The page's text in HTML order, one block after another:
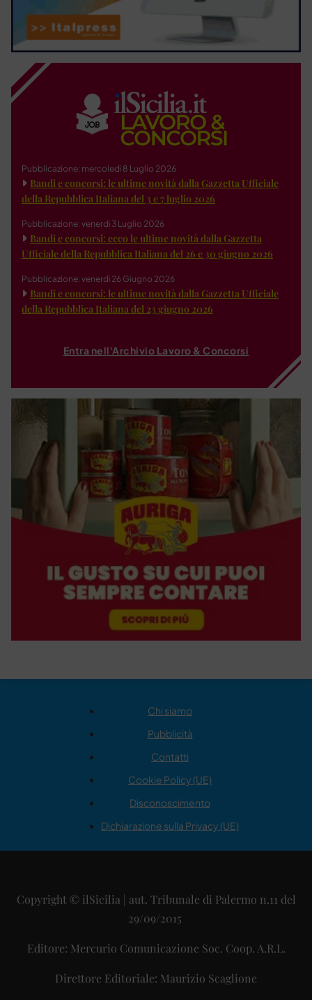
Pubblicazione: mercoledì 8 Luglio 2026
Bandi e concorsi: le ultime novità dalla Gazzetta Ufficiale
della Repubblica Italiana del 3 e 7 luglio 2026
Pubblicazione: venerdì 3 Luglio 2026
Bandi e concorsi: ecco le ultime novità dalla Gazzetta
Ufficiale della Repubblica Italiana del 26 e 30 giugno 2026
Pubblicazione: venerdì 26 Giugno 2026
Bandi e concorsi: le ultime novità dalla Gazzetta Ufficiale
della Repubblica Italiana del 23 giugno 2026
Entra nell'Archivio Lavoro & Concorsi
Chi siamo
Pubblicità
Contatti
Cookie Policy (UE)
Disconoscimento
Dichiarazione sulla Privacy (UE)
Copyright © ilSicilia | aut. Tribunale di Palermo n.11 del
29/09/2015
Editore: Mercurio Comunicazione Soc. Coop. A.R.L.
Direttore Editoriale: Maurizio Scaglione